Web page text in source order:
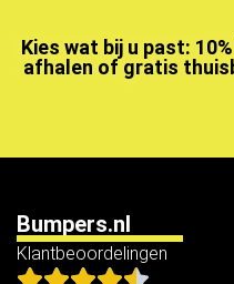
Kies wat bij u past:
afhalen of gratis
Bumpers.nl
Klantbeoordelingen